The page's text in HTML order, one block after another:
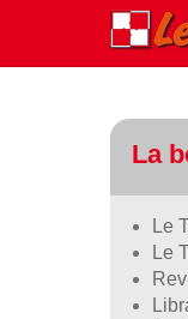
La
Le
Le